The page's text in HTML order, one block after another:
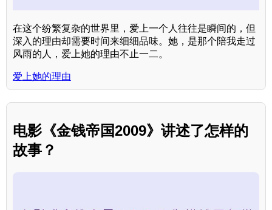
在这个纷繁复杂的世界里，爱上一个人往往是瞬间的，但
深入的理由却需要时间来细细品味。她，是那个陪我走过
风雨的人，爱上她的理由不止一二。
爱上她的理由
电影《金钱帝国2009》讲述了怎样的
故事？